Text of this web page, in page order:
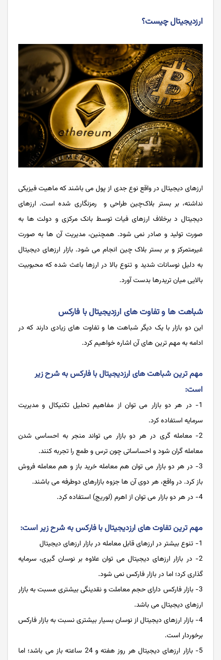
ارزدیجیتال چیست؟
ارزهای دیجیتال در واقع نوع جدی از پول می باشند که ماهیت فیزیکی
نداشته، بر بستر بلاک‌چین طراحی و رمزنگاری شده است. ارزهای
دیجیتال د برخلاف ارزهای فیات توسط بانک مرکزی و دولت ها به
صورت تولید و صادر نمی شود. همچنین، مدیریت آن ها به صورت
غیرمتمرکز و بر بستر بلاک چین انجام می شود. بازار ارزهای دیجیتال
به دلیل نوسانات شدید و تنوع بالا در ارزها باعث شده که محبوبیت
بالایی میان تریدرها بدست آورد.
شباهت ها و تفاوت های ارزدیجیتال با فارکس
این دو بازار با یک دیگر شباهت ها و تفاوت های زیادی دارند که در
ادامه به مهم ترین های آن اشاره خواهیم کرد.
مهم ترین شباهت های ارزدیجیتال با فارکس به شرح زیر
است:
1- در هر دو بازار می توان از مفاهیم تحلیل تکنیکال و مدیریت
سرمایه استفاده کرد.
2- معامله گری در هر دو بازار می تواند منجر به احساسی شدن
معامله گران شود و احساساتی چون ترس و طمع را تجربه کنند.
3- در هر دو بازار می توان هم معامله خرید باز و هم معامله فروش
باز کرد. در واقع، هر دوی آن ها جزوه بازارهای دوطرفه می باشند.
4- در هر دو بازار می توان از اهرم (لوریج) استفاده کرد.
مهم ترین تفاوت های ارزدیجیتال با فارکس به شرح زیر است:
1- تنوع بیشتر در ارزهای قابل معامله در بازار ارزهای دیجیتال
2- در بازار ارزهای دیجیتال می توان علاوه بر نوسان گیری، سرمایه
گذاری کرد؛ اما در بازار فارکس نمی شود.
3- بازار فارکس دارای حجم معاملت و نقدینگی بیشتری مسبت به بازار
ارزهای دیجیتال می باشد.
4- بازار ارزهای دیجیتال از نوسان بسیار بیشتری نسبت به بازار فارکس
برخوردار است.
5- بازار ارزهای دیجیتال هر روز هفته و 24 ساعته باز می باشد؛ اما